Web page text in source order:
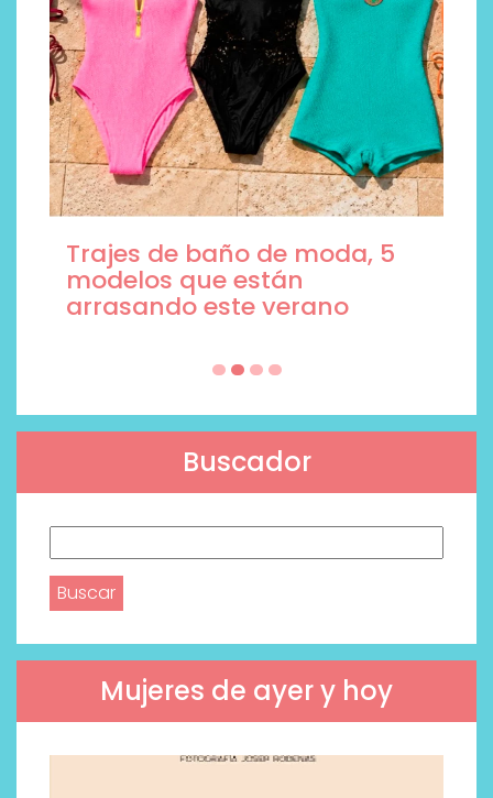
Trajes de baño de moda, 5
modelos que están
arrasando este verano
Buscador
Mujeres de ayer y hoy